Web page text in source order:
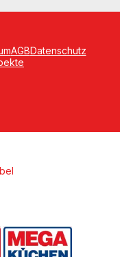
AGBDatenschutz